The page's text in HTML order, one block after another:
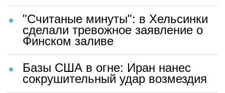
"Считаные минуты": в Хельсинки
сделали тревожное заявление о
Финском заливе
Базы США в огне: Иран нанес
сокрушительный удар возмездия